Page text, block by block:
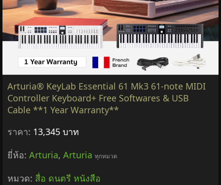
Arturia® KeyLab Essential 61 Mk3 61-note MIDI
Controller Keyboard+ Free Softwares & USB
Cable **1 Year Warranty**
ราคา: 13,345 บาท
ยี่ห้อ: Arturia, Arturia ทุกหมวด
หมวด: สื่อ ดนตรี หนังสือ